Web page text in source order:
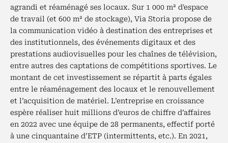
agrandi et réaménagé ses locaux. Sur 1 000 m² d'espace
de travail (et 600 m² de stockage), Via Storia propose de
la communication vidéo à destination des entreprises et
des institutionnels, des événements digitaux et des
prestations audiovisuelles pour les chaînes de télévision,
entre autres des captations de compétitions sportives. Le
montant de cet investissement se répartit à parts égales
entre le réaménagement des locaux et le renouvellement
et l’acquisition de matériel. L’entreprise en croissance
espère réaliser huit millions d’euros de chiffre d’affaires
en 2022 avec une équipe de 28 permanents, effectif porté
à une cinquantaine d’ETP (intermittents, etc.). En 2021,